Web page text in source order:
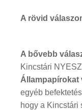
A rövid
A bővebb
Kincstári
Állampapírokat
egyéb
hogy a Kincstári